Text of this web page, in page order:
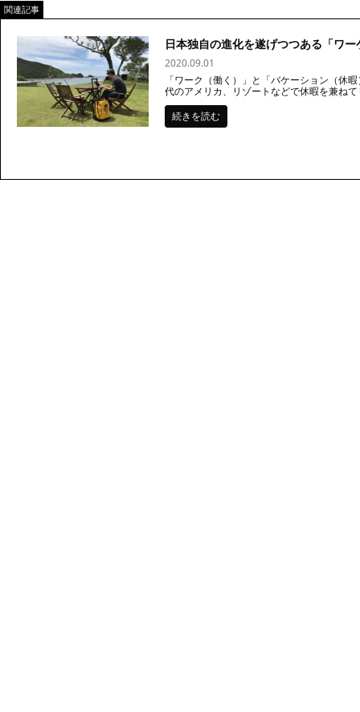
関連記事
日本独自の進化を遂げつつある「ワ
2020.09.01
「ワーク（働く）」と「バケーション（休
代のアメリカ、リゾートなどで休暇を兼ね
続きを読む